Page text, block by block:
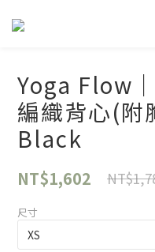
Yoga Flow
編織背心(附
Black
NT$1,602
尺寸